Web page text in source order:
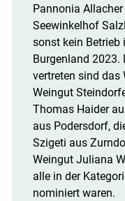
Pannonia
Seewinkelhof
sonst kein Betrieb
Burgenland
vertreten sind das
Weingut
Thomas Haider
aus Podersdorf,
Szigeti aus
Weingut Juliana
alle in der
nominiert waren.